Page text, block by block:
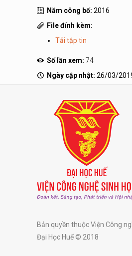
Năm công bố: 2016
File đính kèm:
Tải tập tin
Số lần xem: 74
Ngày cập nhật: 26/03/
Bản quyền thuộc Viện Công
Đại Học Huế © 2018